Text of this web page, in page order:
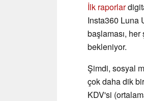
İlk raporlar
Insta360 Luna
başlaması,
bekleniyor.
Şimdi, sosyal
çok daha dik
KDV'si